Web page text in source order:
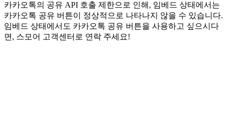
카카오톡의 공유 API 호출 제한으로 인해, 임베드 상태에서는
카카오톡 공유 버튼이 정상적으로 나타나지 않을 수 있습니다.
임베드 상태에서도 카카오톡 공유 버튼을 사용하고 싶으시다
면, 스모어 고객센터로 연락 주세요!